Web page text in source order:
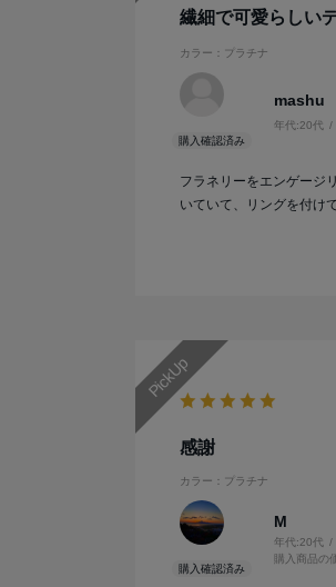
繊細で可愛らしい
カラー：プラチナ
mashu
年代:20代
フラネリーをエンゲージ
いていて、リングを付け
感謝
カラー：プラチナ
M
年代:20代
購入商品の